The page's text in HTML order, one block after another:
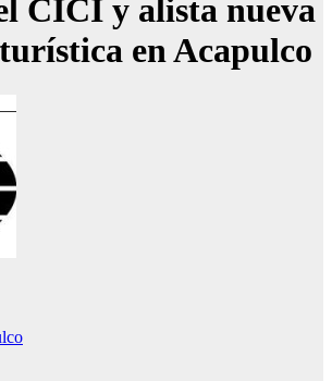
CICI y alista nueva
en Acapulco